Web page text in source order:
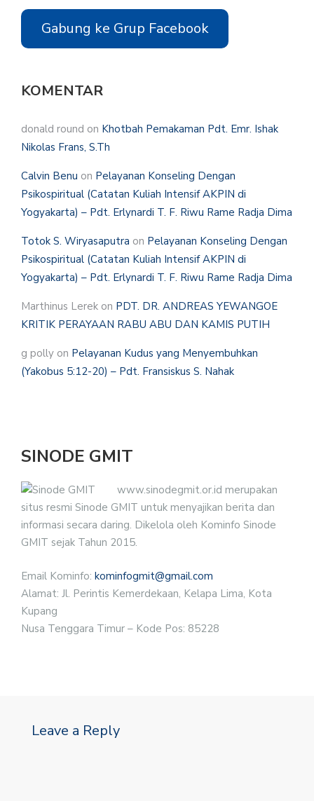
Gabung ke Grup Facebook
KOMENTAR
donald round on Khotbah Pemakaman Pdt. Emr. Ishak
Nikolas Frans, S.Th
Calvin Benu on Pelayanan Konseling Dengan
Psikospiritual (Catatan Kuliah Intensif AKPIN di
Yogyakarta) – Pdt. Erlynardi T. F. Riwu Rame Radja Dima
Totok S. Wiryasaputra on Pelayanan Konseling Dengan
Psikospiritual (Catatan Kuliah Intensif AKPIN di
Yogyakarta) – Pdt. Erlynardi T. F. Riwu Rame Radja Dima
Marthinus Lerek on PDT. DR. ANDREAS YEWANGOE
KRITIK PERAYAAN RABU ABU DAN KAMIS PUTIH
g polly on Pelayanan Kudus yang Menyembuhkan
(Yakobus 5:12-20) – Pdt. Fransiskus S. Nahak
SINODE GMIT
www.sinodegmit.or.id merupakan
situs resmi Sinode GMIT untuk menyajikan berita dan
informasi secara daring. Dikelola oleh Kominfo Sinode
GMIT sejak Tahun 2015.
Email Kominfo: kominfogmit@gmail.com
Alamat: Jl. Perintis Kemerdekaan, Kelapa Lima, Kota
Kupang
Nusa Tenggara Timur – Kode Pos: 85228
Leave a Reply